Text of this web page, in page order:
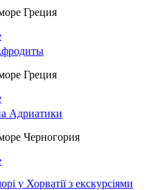
Греция
Греция
Адриатики
Черногория
у Хорватії з екскурсіями